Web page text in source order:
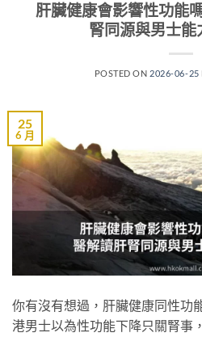
肝臟健康會影響性功能
腎同源與男士能
POSTED ON 2026-06-25
25
6 月
你有沒有想過，肝臟健康同性功
港男士以為性功能下降只關腎事